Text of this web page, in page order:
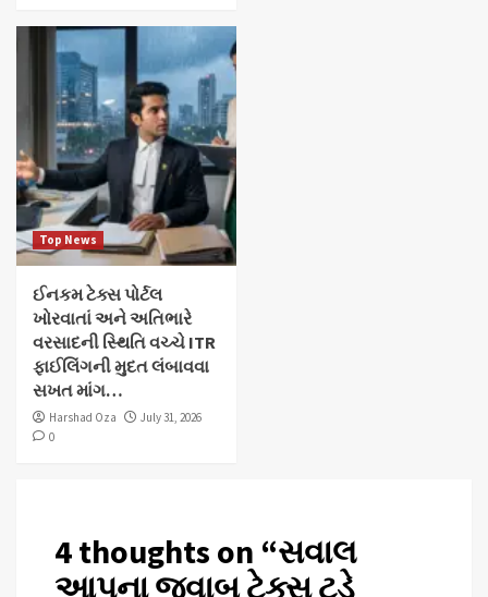
Top News
ઈનકમ ટેક્સ પોર્ટલ
ખોરવાતાં અને અતિભારે
વરસાદની સ્થિતિ વચ્ચે ITR
ફાઈલિંગની મુદત લંબાવવા
સખત માંગ…
Harshad Oza
July 31, 2026
0
4 thoughts on “સવાલ
આપના જવાબ ટેક્સ ટુડે